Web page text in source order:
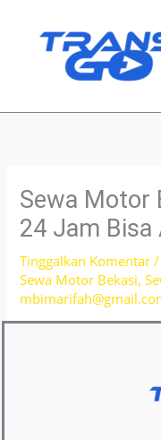
Sewa Motor
24 Jam
Tinggalkan Komentar /
Sewa Motor Bekasi,